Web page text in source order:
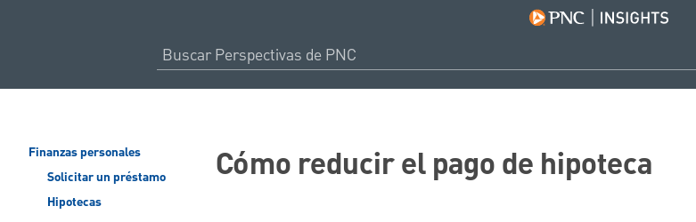
Finanzas personales
Solicitar un préstamo
Hipotecas
Cómo reducir el pago de hipoteca